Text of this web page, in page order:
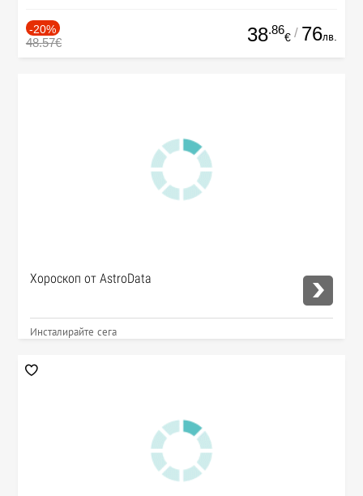
-20%
48.57€ 38.86
€ / 76лв.
Хороскоп от AstroData
Инсталирайте сега